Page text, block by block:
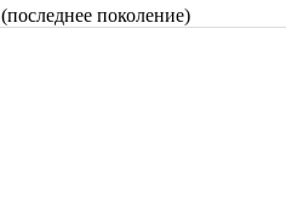
поколение)